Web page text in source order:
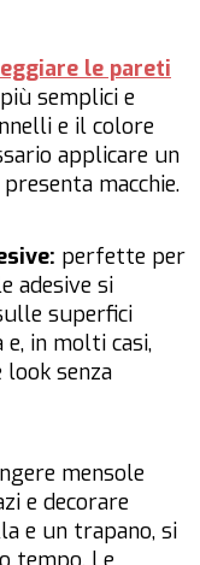
le pareti
semplici e
e il colore
applicare un
macchie.
perfette per
adesive si
superfici
e, in molti casi,
senza
mensole
e decorare
e un trapano, si